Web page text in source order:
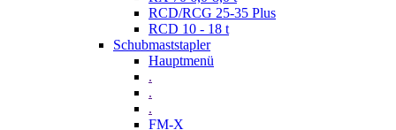
RCD/RCG 25-35 Plus
RCD 10 - 18 t
Schubmaststapler
Hauptmenü
.
.
.
FM-X